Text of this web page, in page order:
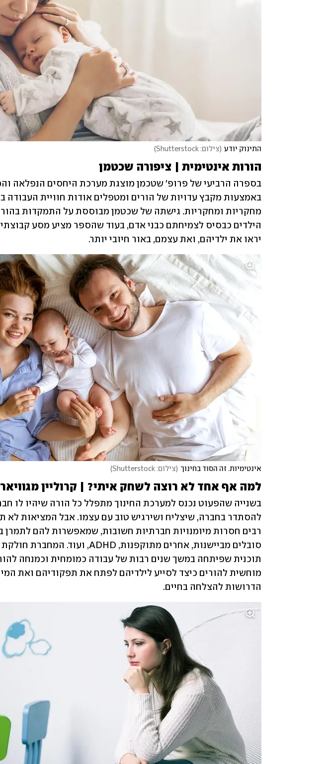
התינוק יודע (צילום: Shutterstock )
הורות אינטימית | ציפורה שכטמן
יראו את ילדיהם, ואת עצמם, באור חיובי יותר.
אינטימיות. זה הסוד בחינוך (צילום: Shutterstock )
למה אף אחד לא רוצה לשחק איתי? | קרוליין מגוויאר
הדרושות להצלחה בחיים.